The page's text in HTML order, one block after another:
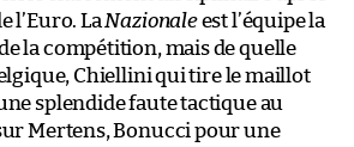
l’Euro. La Nazionaleest l’équipe la
la compétition, mais de quelle
Chiellini qui tire le maillot
splendide faute tactique au
Mertens, Bonucci pour une